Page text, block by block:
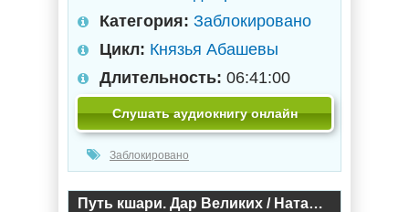
Категория: Заблокировано
Цикл: Князья Абашевы
Длительность: 06:41:00
Слушать аудиокнигу онлайн
Заблокировано
Путь кшари. Дар Великих / Наталья Ташинская (1)